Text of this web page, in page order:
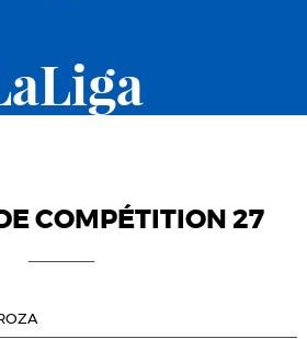
COMPÉTITION 27